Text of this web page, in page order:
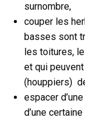
surnombre,
couper les
basses sont
les toitures,
et qui
(houppiers)
espacer
d’une certaine